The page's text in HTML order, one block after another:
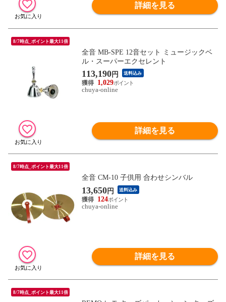
詳細を見る
8/7時点_ポイント最大11倍
全音 MB-SPE 12音セット ミュージックベ
ル・スーパーエクセレント
113,190円 送料込み
1,029
chuya-online
詳細を見る
8/7時点_ポイント最大11倍
全音 CM-10 子供用 合わせシンバル
13,650円 送料込み
124
chuya-online
詳細を見る
8/7時点_ポイント最大11倍